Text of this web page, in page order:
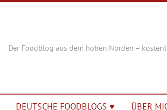
Der Foodblog aus dem hohen Norden –
DEUTSCHE FOODBLOGS ♥︎ ÜBER